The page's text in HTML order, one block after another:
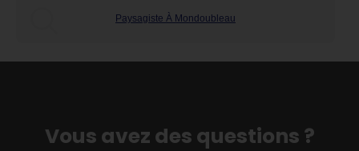
Paysagiste À Mondoubleau
Vous avez des questions ?